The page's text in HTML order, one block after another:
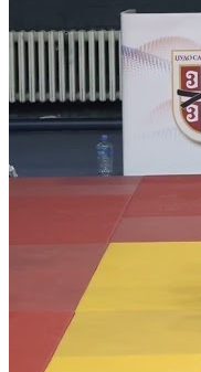
Матеја Стошић -
ШАМПИОНАТ СРБИЈЕ
Вук Елез - Василије
ШАМПИОНАТ